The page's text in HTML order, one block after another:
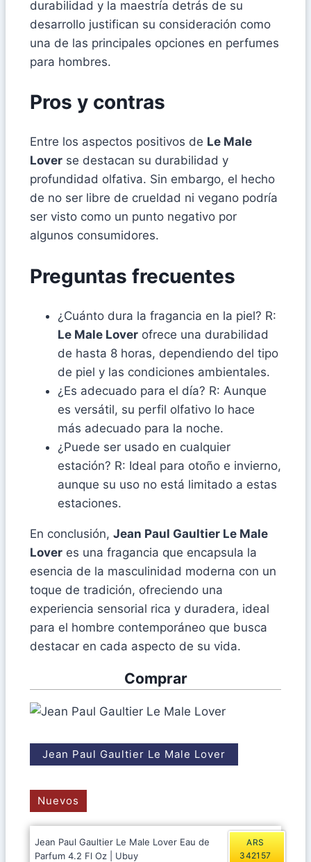
durabilidad y la maestría detrás de su
desarrollo justifican su consideración como
una de las principales opciones en perfumes
para hombres.
Pros y contras
Entre los aspectos positivos de Le Male
Lover se destacan su durabilidad y
profundidad olfativa. Sin embargo, el hecho
de no ser libre de crueldad ni vegano podría
ser visto como un punto negativo por
algunos consumidores.
Preguntas frecuentes
¿Cuánto dura la fragancia en la piel? R:
Le Male Lover ofrece una durabilidad
de hasta 8 horas, dependiendo del tipo
de piel y las condiciones ambientales.
¿Es adecuado para el día? R: Aunque
es versátil, su perfil olfativo lo hace
más adecuado para la noche.
¿Puede ser usado en cualquier
estación? R: Ideal para otoño e invierno,
aunque su uso no está limitado a estas
estaciones.
En conclusión, Jean Paul Gaultier Le Male
Lover es una fragancia que encapsula la
esencia de la masculinidad moderna con un
toque de tradición, ofreciendo una
experiencia sensorial rica y duradera, ideal
para el hombre contemporáneo que busca
destacar en cada aspecto de su vida.
Comprar
Jean Paul Gaultier Le Male Lover
Nuevos
Jean Paul Gaultier Le Male Lover Eau de
Parfum 4.2 Fl Oz | Ubuy
ARS
342157